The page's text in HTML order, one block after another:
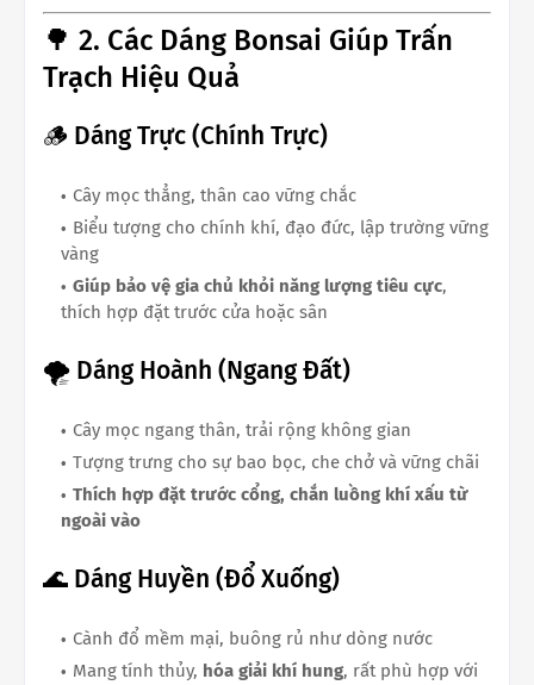
🌳 2. Các Dáng Bonsai Giúp Trấn
Trạch Hiệu Quả
🪵 Dáng Trực (Chính Trực)
Cây mọc thẳng, thân cao vững chắc
Biểu tượng cho chính khí, đạo đức, lập trường vững
vàng
Giúp bảo vệ gia chủ khỏi năng lượng tiêu cực,
thích hợp đặt trước cửa hoặc sân
🌪 Dáng Hoành (Ngang Đất)
Cây mọc ngang thân, trải rộng không gian
Tượng trưng cho sự bao bọc, che chở và vững chãi
Thích hợp đặt trước cổng, chắn luồng khí xấu từ
ngoài vào
🌊 Dáng Huyền (Đổ Xuống)
Cành đổ mềm mại, buông rủ như dòng nước
Mang tính thủy, hóa giải khí hung, rất phù hợp với